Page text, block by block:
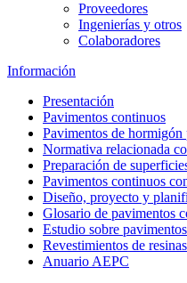
Proveedores
Ingenierías y otros
Colaboradores
Información
Presentación
Pavimentos continuos
Pavimentos de hormigón
Normativa relacionada
Preparación de
Pavimentos continuos
Diseño, proyecto y
Glosario de pavimentos
Estudio sobre
Revestimientos de
Anuario AEPC